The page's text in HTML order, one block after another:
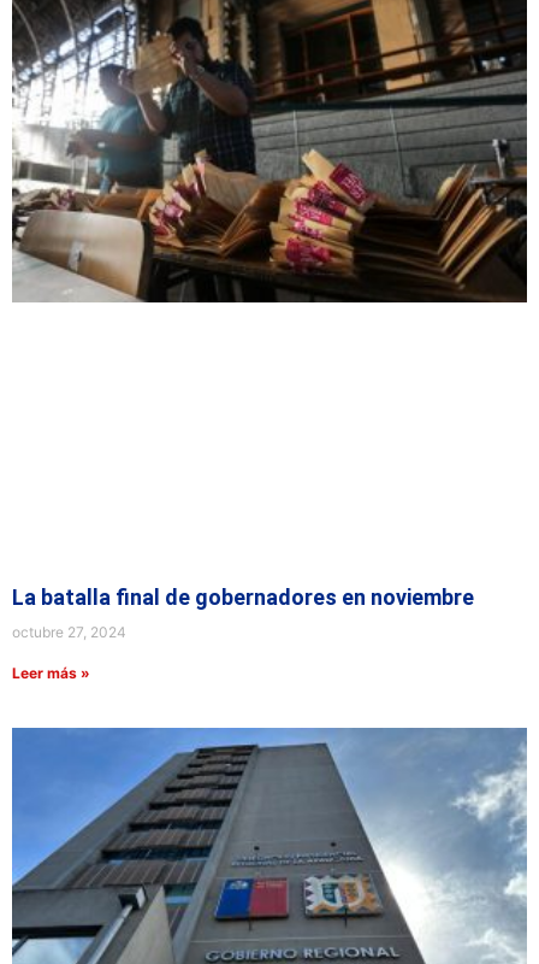
La batalla final de gobernadores en noviembre
octubre 27, 2024
Leer más »